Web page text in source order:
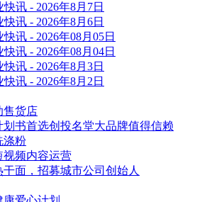
讯 - 2026年8月7日
讯 - 2026年8月6日
讯 - 2026年08月05日
讯 - 2026年08月04日
讯 - 2026年8月3日
讯 - 2026年8月2日
售货店
划书首选创投名堂大品牌值得信赖
涤粉
视频内容运营
干面，招募城市公司创始人